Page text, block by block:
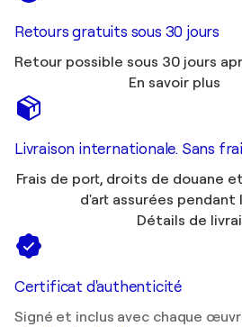
Retours gratuits sous 30 jours
Retour possible sous 30 jours
En savoir plus
Livraison internationale. Sans
Frais de port, droits de douane
d'art assurées pendant
Détails de
Certificat d'authenticité
Signé et inclus avec chaque